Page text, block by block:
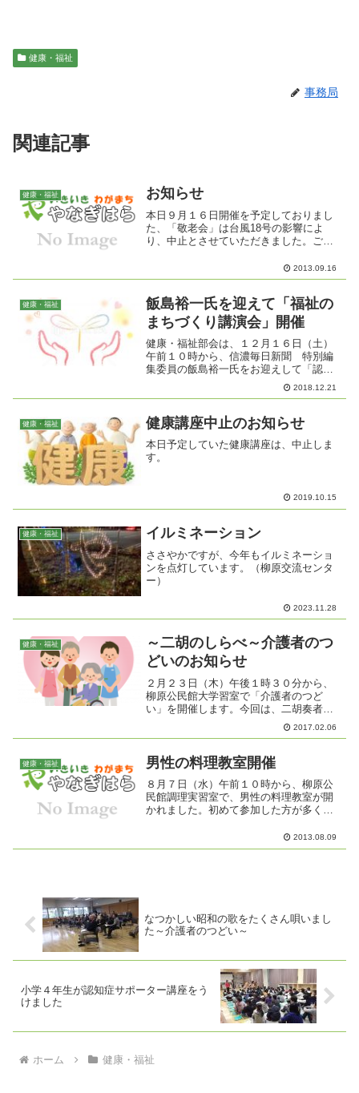
健康・福祉
事務局
関連記事
健康・福祉 お知らせ
本日９月１６日開催を予定しておりまし
た、「敬老会」は台風18号の影響によ
り、中止とさせていただきました。ご参
ま、大変ご迷惑をおかけしましたことを
お詫び申し上げます。
2013.09.16
健康・福祉
飯島裕一氏を迎えて「福祉の
まちづくり講演会」開催
健康・福祉部会は、１２月１６日（土）
午前１０時から、信濃毎日新聞 特別編
集委員の飯島裕一氏をお迎えして「認知
症の取材と認知症の母に思うこと」の講
演会を開催しました。飯島氏は、認知症
までを介護者家族の視点か...
2018.12.21
健康・福祉 健康講座中止のお知らせ
本日予定していた健康講座は、中止しま
す。
2019.10.15
健康・福祉 イルミネーション
ささやかですが、今年もイルミネーショ
ンを点灯しています。（柳原交流センタ
ー）
2023.11.28
健康・福祉
～二胡のしらべ～介護者のつ
どいのお知らせ
２月２３日（木）午後１時３０分から、
柳原公民館大学習室で「介護者のつど
い」を開催します。今回は、二胡奏者
田村望圓さんの、～二胡のしらべ～をお
楽しみください。演奏終了後は、おいし
しんだり、介護の思いを共感...
2017.02.06
健康・福祉 男性の料理教室開催
８月７日（水）午前１０時から、柳原公
民館調理実習室で、男性の料理教室が開
かれました。初めて参加した方が多く、
方からていねいに教えていただき、いざ
本番の料理作りに入りました。１時間程
2013.08.09
なつかしい昭和の歌をたくさん唄いまし
た～介護者のつどい～
小学４年生が認知症サポーター講座をう
けました
ホーム 健康・福祉